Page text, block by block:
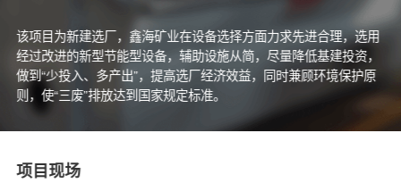
该项目为新建选厂，鑫海矿业在设备选择方面力求先进合理，选用
经过改进的新型节能型设备，辅助设施从简，尽量降低基建投资，
做到“少投入、多产出”，提高选厂经济效益，同时兼顾环境保护原
则，使“三废”排放达到国家规定标准。
项目现场